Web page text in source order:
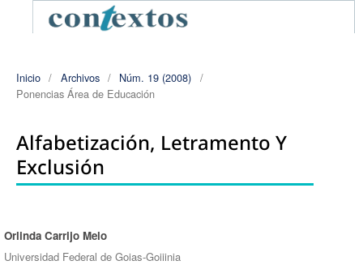
Inicio / Archivos / Núm. 19 (2008) /
Ponencias Área de Educación
Alfabetización, Letramento Y
Exclusión
Autores/as
Orlinda Carrijo Melo
Universidad Federal de Goias-Goiiinia